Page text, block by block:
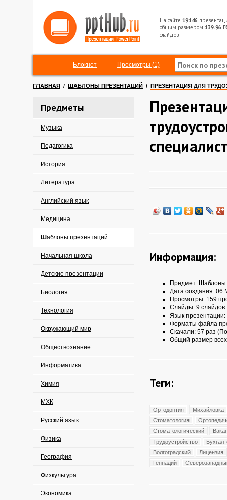
На сайте 19146
общим размером 139.96
слайдов
Блокнот Просмотры (1)
ГЛАВНАЯ / ШАБЛОНЫ ПРЕЗЕНТАЦИЙ / ПРЕЗЕНТАЦИЯ ДЛЯ
Предметы
Музыка
Педагогика
История
Литература
Английский язык
Медицина
Шаблоны презентаций
Начальная школа
Детские презентации
Биология
Технология
Окружающий мир
Обществознание
Информатика
Химия
МХК
Русский язык
Физика
География
Физкультура
Экономика
Информация:
Предмет: Шаблоны
Дата создания: 06
Просмотры: 159
Слайды: 9 слайдов
Язык презентации:
Форматы файла
Скачали: 57 раз
Общий размер
Теги:
Ортодонтия
Михайловка
Стоматология
Стоматологический
Трудоустройство
Волгоградский
Лицензия
Геннадий